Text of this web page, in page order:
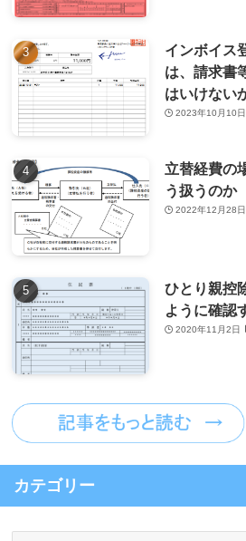
インボイス
は、請求書
はいけない
2023年10月10日
立替経費の
う扱うのか
2022年12月28日
ひとり親控
ように確認
2020年11月2日
カテゴリー